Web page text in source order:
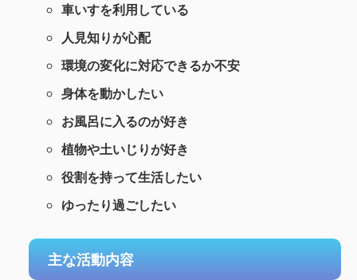
車いすを利用している
人見知りが心配
環境の変化に対応できるか不安
身体を動かしたい
お風呂に入るのが好き
植物や土いじりが好き
役割を持って生活したい
ゆったり過ごしたい
主な活動内容